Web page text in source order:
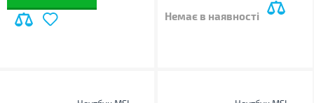
Немає в наявності